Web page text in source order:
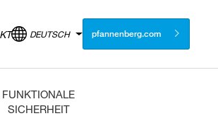
DEUTSCH pfannenberg.com
FUNKTIONALE
SICHERHEIT